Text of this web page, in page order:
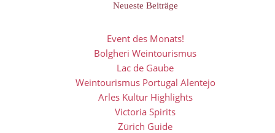
Neueste Beiträge
Event des Monats!
Bolgheri Weintourismus
Lac de Gaube
Weintourismus Portugal Alentejo
Arles Kultur Highlights
Victoria Spirits
Zürich Guide